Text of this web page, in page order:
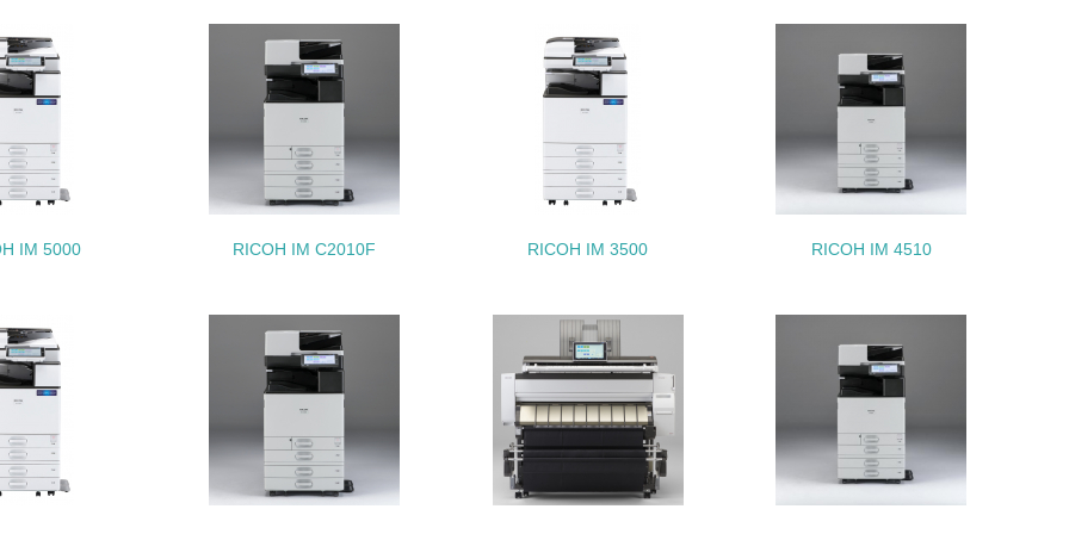
<L1> 「生物多様性保全」に関する取り組み（例：森林保全活動＜植林、天然林保護、間伐＞、認証品の
購入、原材料のトレーサビリティの確認等）を行っている
<L1> 周辺地域の環境保全活動を行い、自治体や地域団体の活動に積極的に参加している
面の取り組み
<L1> 「人権・労働等」に関する方針、規定等を持っている
<L1> 「公正・適正な取引」に関する方針、規定等を持っている
<L1> 「情報セキュリティ」に関する方針、規定等を持っている
IM 5000 RICOH IM C2010F RICOH IM 3500 RICOH IM 4510